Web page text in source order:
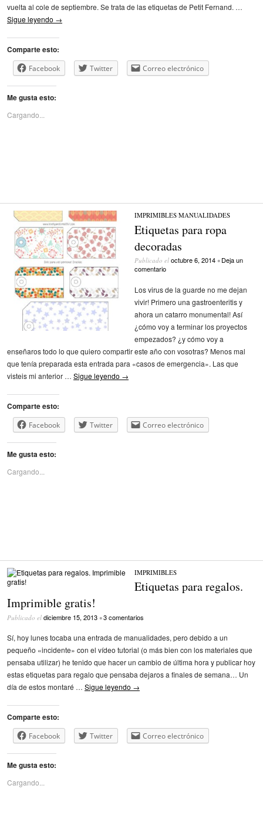
vuelta al cole de septiembre. Se trata de las etiquetas de Petit Fernand. …
Sigue leyendo →
Comparte esto:
Facebook Twitter Correo electrónico
Me gusta esto:
Cargando...
IMPRIMIBLES/MANUALIDADES
Etiquetas para ropa
decoradas
Publicado el octubre 6, 2014 • Deja un
comentario
Los virus de la guarde no me dejan
vivir! Primero una gastroenteritis y
ahora un catarro monumental! Así
¿cómo voy a terminar los proyectos
empezados? ¿y cómo voy a
enseñaros todo lo que quiero compartir este año con vosotras? Menos mal
que tenía preparada esta entrada para «casos de emergencia». Las que
visteis mi anterior … Sigue leyendo →
Comparte esto:
Facebook Twitter Correo electrónico
Me gusta esto:
Cargando...
IMPRIMIBLES
Etiquetas para regalos.
Imprimible gratis!
Publicado el diciembre 15, 2013 •3 comentarios
Sí, hoy lunes tocaba una entrada de manualidades, pero debido a un
pequeño «incidente» con el vídeo tutorial (o más bien con los materiales que
pensaba utilizar) he tenido que hacer un cambio de última hora y publicar hoy
estas etiquetas para regalo que pensaba dejaros a finales de semana… Un
día de estos montaré … Sigue leyendo →
Comparte esto:
Facebook Twitter Correo electrónico
Me gusta esto:
Cargando...